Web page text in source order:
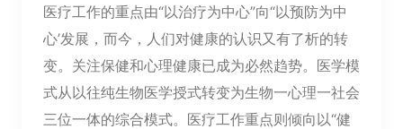
医疗工作的重点由“以治疗为中心”向“以预防为中
心’发展，而今，人们对健康的认识又有了析的转
变。关注保健和心理健康已成为必然趋势。医学模
式从以往纯生物医学授式转变为生物一心理一社会
三位一体的综合模式。医疗工作重点则倾向以“健